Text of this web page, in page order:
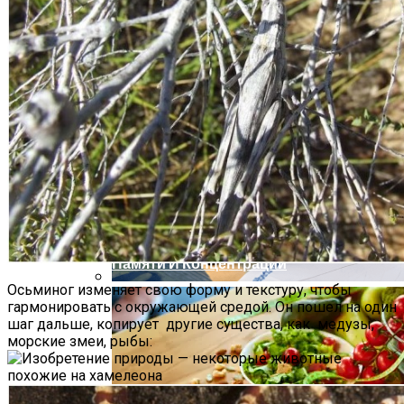
Белорусы Накопили В Альфа-Банке
900 Тыс. Бонусов. Их Хватит, Чтобы
Спасти Жизнь Троим Детям
Какие Навыки Станут Ключевыми
Через 10 Лет И Как Подготовиться К Ним
Сегодня
Какие Кредиты Дают В Беларуси
На Китайские Автомобили
Шипы Или Липучка? Что Выбрать В
Условиях Российской Зимы?
7 Домашних Методов Для Улучшения
Памяти И Концентрации
Осьминог изменяет свою форму и текстуру, чтобы
гармонировать с окружающей средой. Он пошел на один
шаг дальше, копирует другие существа, как медузы,
морские змеи, рыбы: